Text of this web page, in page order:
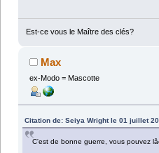
Est-ce vous le Maître des clés?
Max
ex-Modo = Mascotte
Citation de: Seiya Wright le 01 juillet
C'est de bonne guerre, vous pouvez